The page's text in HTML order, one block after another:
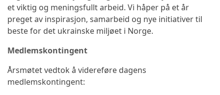
et viktig og meningsfullt arbeid. Vi håper på et år
preget av inspirasjon, samarbeid og nye initiativer til
beste for det ukrainske miljøet i Norge.
Medlemskontingent
Årsmøtet vedtok å videreføre dagens
medlemskontingent: